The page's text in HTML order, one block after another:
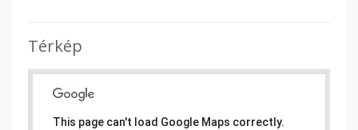
Térkép
This page can't load Google Maps correctly.